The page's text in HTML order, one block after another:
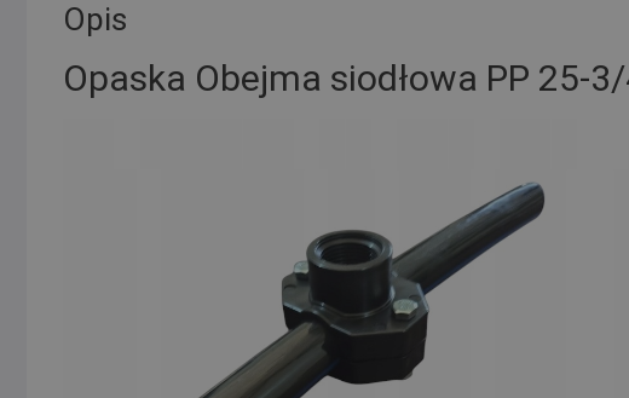
Opis
Opaska Obejma siodłowa PP 25-